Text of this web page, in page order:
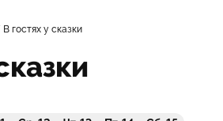
В гостях у сказки